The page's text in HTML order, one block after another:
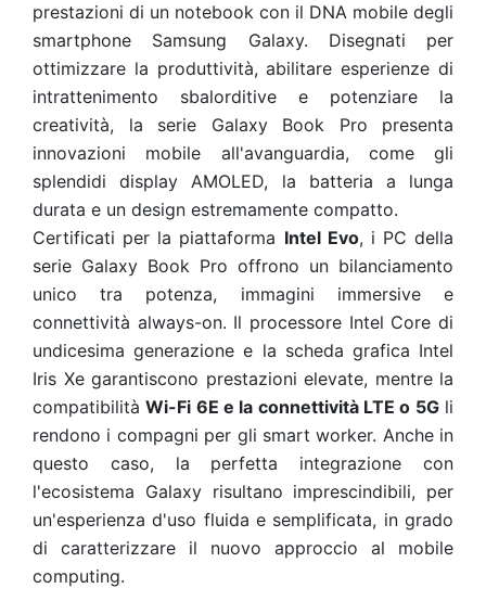
prestazioni di un notebook con il DNA mobile degli
smartphone Samsung Galaxy. Disegnati per
ottimizzare la produttività, abilitare esperienze di
intrattenimento sbalorditive e potenziare la
creatività, la serie Galaxy Book Pro presenta
innovazioni mobile all'avanguardia, come gli
splendidi display AMOLED, la batteria a lunga
durata e un design estremamente compatto.
Certificati per la piattaforma Intel Evo, i PC della
serie Galaxy Book Pro offrono un bilanciamento
unico tra potenza, immagini immersive e
connettività always-on. Il processore Intel Core di
undicesima generazione e la scheda grafica Intel
Iris Xe garantiscono prestazioni elevate, mentre la
compatibilitàWi-Fi 6E e la connettività LTE o 5Gli
rendono i compagni per gli smart worker. Anche in
questo caso, la perfetta integrazione con
l'ecosistema Galaxy risultano imprescindibili, per
un'esperienza d'uso fluida e semplificata, in grado
di caratterizzare il nuovo approccio al mobile
computing.